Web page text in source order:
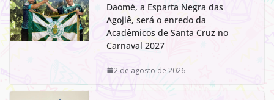
Daomé, a Esparta Negra das
Agojiê, será o enredo da
Acadêmicos de Santa Cruz no
Carnaval 2027
2 de agosto de 2026